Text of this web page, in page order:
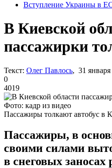
Вступление Украины в
В Киевской
пассажирки
Текст: Олег Павлось, 31
0
4019
Фото: кадр из видео
Пассажиры толкают автобус в
Пассажиры, в
своими силами
в снеговых заносах